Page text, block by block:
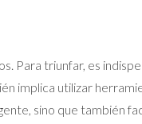
Para triunfar, es
implica utilizar
sino que también